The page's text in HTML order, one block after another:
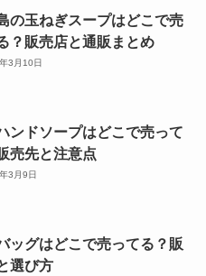
の玉ねぎスープはどこで売
？販売店と通販まとめ
3月10日
ンドソープはどこで売って
売先と注意点
3月9日
ッグはどこで売ってる？販
選び方